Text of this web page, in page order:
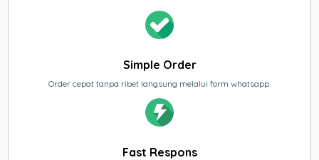
Simple Order
Order cepat tanpa ribet langsung melalui form whatsapp.
Fast Respons